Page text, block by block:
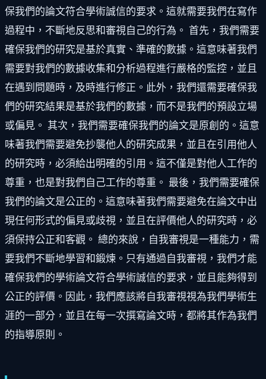
保我們的論文符合學術誠信的要求。這就需要我們在寫作
過程中，不斷地反思和審視自己的行為。 首先，我們需要
確保我們的研究是基於真實、準確的數據。這意味著我們
需要對我們的數據收集和分析過程進行嚴格的監控，並且
在遇到問題時，及時進行修正。此外，我們還需要確保我
們的研究結果是基於我們的數據，而不是我們的預設立場
或偏見。 其次，我們需要確保我們的論文是原創的。這意
味著我們需要避免抄襲他人的研究成果，並且在引用他人
的研究時，必須給出明確的引用。這不僅是對他人工作的
尊重，也是對我們自己工作的尊重。 最後，我們需要確保
我們的論文是公正的。這意味著我們需要避免在論文中出
現任何形式的偏見或歧視，並且在評價他人的研究時，必
須保持公正和客觀。 總的來說，自我審視是一種能力，需
要我們不斷地學習和鍛煉。只有通過自我審視，我們才能
確保我們的學術論文符合學術誠信的要求，並且能夠得到
公正的評價。因此，我們應該將自我審視視為我們學術生
涯的一部分，並且在每一次撰寫論文時，都將其作為我們
的指導原則。